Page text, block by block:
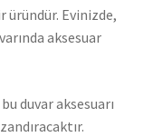
üründür. Evinizde,
aksesuar
duvar aksesuarı